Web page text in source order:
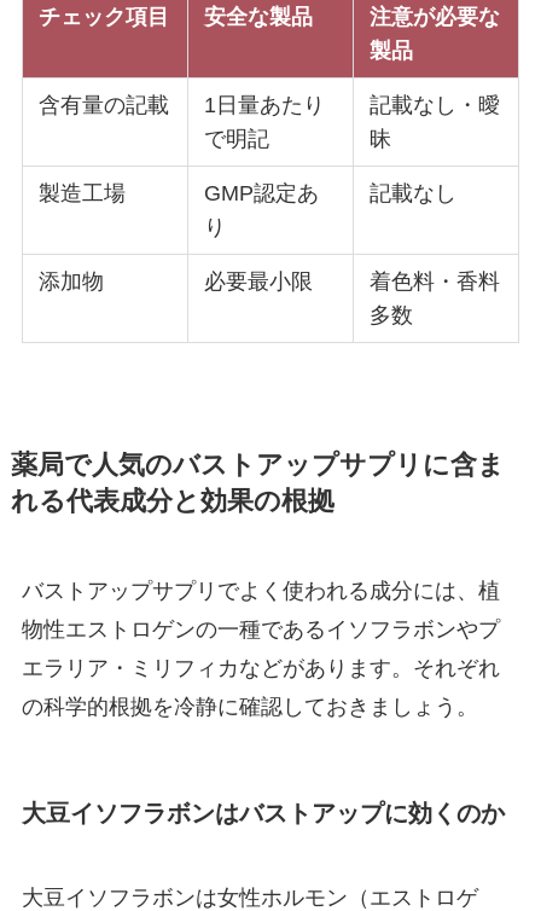
チェック項目 安全な製品
注意が必要な
製品
含有量の記載
1日量あたり
で明記
記載なし・曖
昧
製造工場
GMP認定あ
り
記載なし
添加物 必要最小限
着色料・香料
多数
薬局で人気のバストアップサプリに含ま
れる代表成分と効果の根拠
バストアップサプリでよく使われる成分には、植
物性エストロゲンの一種であるイソフラボンやプ
エラリア・ミリフィカなどがあります。それぞれ
の科学的根拠を冷静に確認しておきましょう。
大豆イソフラボンはバストアップに効くのか
大豆イソフラボンは女性ホルモン（エストロゲ